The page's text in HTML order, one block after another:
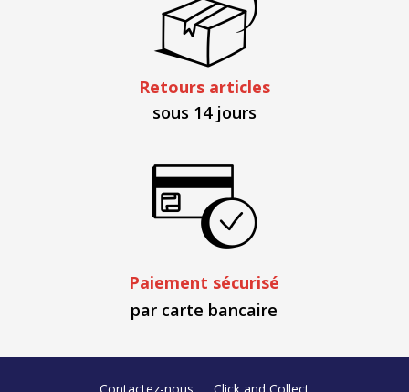
Retours articles
sous 14 jours
Paiement sécurisé
par carte bancaire